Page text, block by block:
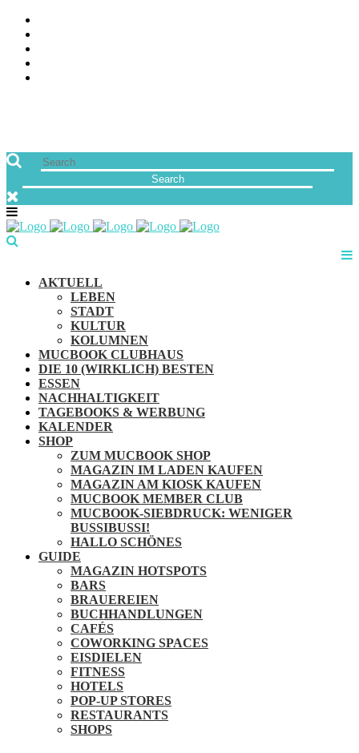
AKTUELL
LEBEN
STADT
KULTUR
KOLUMNEN
MUCBOOK CLUBHAUS
DIE 10 (WIRKLICH) BESTEN
ESSEN
NACHHALTIGKEIT
TAGEBOOKS & WERBUNG
KALENDER
SHOP
ZUM MUCBOOK SHOP
MAGAZIN IM LADEN KAUFEN
MAGAZIN AM KIOSK KAUFEN
MUCBOOK MEMBER CLUB
MUCBOOK-SIEBDRUCK: WENIGER
BUSSIBUSSI!
HALLO SCHÖNES
GUIDE
MAGAZIN HOTSPOTS
BARS
BRAUEREIEN
BUCHHANDLUNGEN
CAFÉS
COWORKING SPACES
EISDIELEN
FITNESS
HOTELS
POP-UP STORES
RESTAURANTS
SHOPS